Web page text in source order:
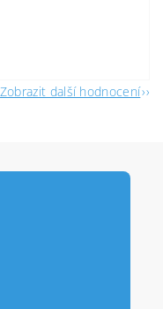
Zobrazit další hodnocení